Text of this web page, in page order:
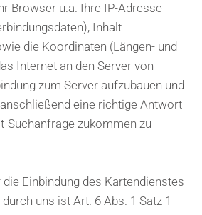
Browser u.a. Ihre IP-Adresse
Inhalt
die Koordinaten (Längen- und
Internet an den Server von
zum Server aufzubauen und
eine richtige Antwort
Suchanfrage zukommen zu
Einbindung des Kartendienstes
uns ist Art. 6 Abs. 1 Satz 1